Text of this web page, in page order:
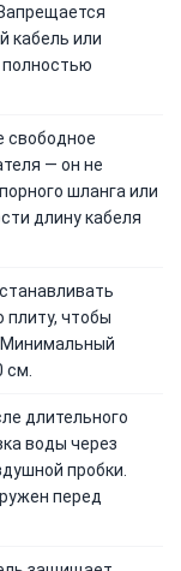
кабель или
свободное
— он не
шланга или
длину кабеля
плиту, чтобы
Минимальный
длительного
воды через
пробки.
перед